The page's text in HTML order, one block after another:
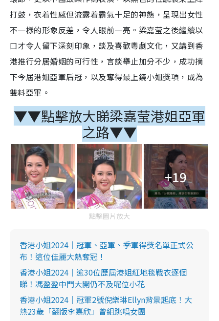
打鼓，衣着性感但流露着霸氣十足的神態，呈現出女性
不一樣的形象反差，令人眼前一亮。梁嘉莹之後繼續以
口才令人留下深刻印象，談及喜歡粵劇文化，又講到香
港推行分居婚姻的可行性，言談舉止加分不少，成功摘
下今屆港姐亞軍后冠，以及奪得最上鏡小姐獎項，成為
雙料亞軍。
▼▼點擊放大睇梁嘉莹港姐亞軍
之路▼▼
+19
點擊圖片放大
香港小姐2024｜冠軍、亞軍、季軍得獎名單正式公
布！這位佳麗大熱奪冠！
香港小姐2024｜逾30位歷屆港姐紅地毯戰衣逐個
睇！馮盈盈中門大開仍不及呢位小花
香港小姐2024｜冠軍2號倪樂琳Ellyn背景起底！大
熱23歲「翻版李嘉欣」曾組跳唱女團